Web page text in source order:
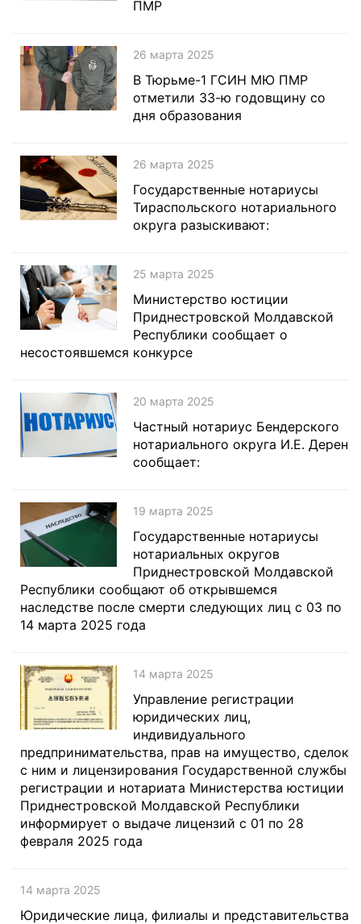
ПМР
26 марта 2025
В Тюрьме-1 ГСИН МЮ ПМР
отметили 33-ю годовщину со
дня образования
26 марта 2025
Государственные нотариусы
Тираспольского нотариального
округа разыскивают:
25 марта 2025
Министерство юстиции
Приднестровской Молдавской
Республики сообщает о
несостоявшемся конкурсе
20 марта 2025
Частный нотариус Бендерского
нотариального округа И.Е. Дерен
сообщает:
19 марта 2025
Государственные нотариусы
нотариальных округов
Приднестровской Молдавской
Республики сообщают об открывшемся
наследстве после смерти следующих лиц с 03 по
14 марта 2025 года
14 марта 2025
Управление регистрации
юридических лиц,
индивидуального
предпринимательства, прав на имущество, сделок
с ним и лицензирования Государственной службы
регистрации и нотариата Министерства юстиции
Приднестровской Молдавской Республики
информирует о выдаче лицензий с 01 по 28
февраля 2025 года
14 марта 2025
Юридические лица, филиалы и представительства